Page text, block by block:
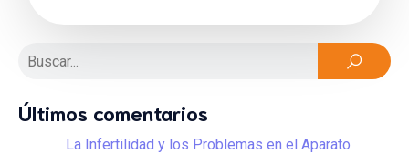
Últimos comentarios
La Infertilidad y los Problemas en el Aparato